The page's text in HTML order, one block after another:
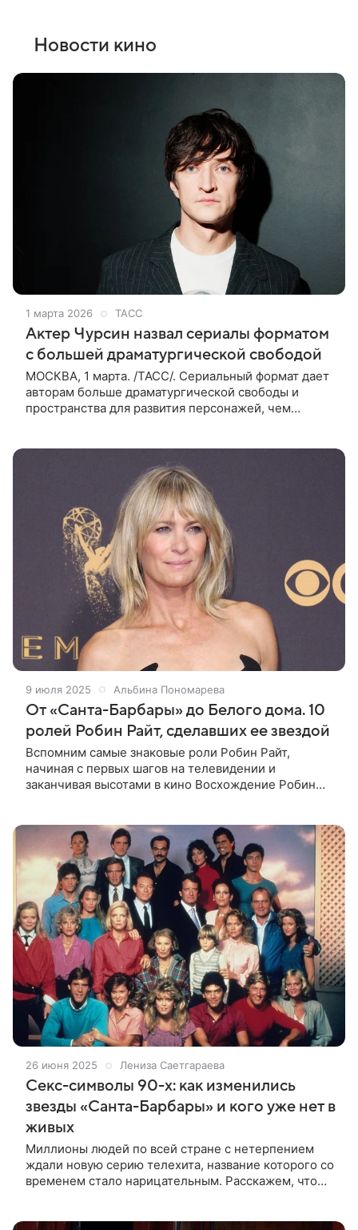
Новости кино
1 марта 2026 ТАСС
Актер Чурсин назвал сериалы форматом
с большей драматургической свободой
МОСКВА, 1 марта. /ТАСС/. Сериальный формат дает
авторам больше драматургической свободы и
пространства для развития персонажей, чем
9 июля 2025 Альбина Пономарева
От «Санта-Барбары» до Белого дома. 10
ролей Робин Райт, сделавших ее звездой
Вспомним самые знаковые роли Робин Райт,
начиная с первых шагов на телевидении и
заканчивая высотами в кино Восхождение Робин
легендарной
26 июня 2025 Лениза Саетгараева
Секс-символы 90-х: как изменились
звезды «Санта-Барбары» и кого уже нет в
живых
Миллионы людей по всей стране с нетерпением
ждали новую серию телехита, название которого со
временем стало нарицательным. Расскажем, что